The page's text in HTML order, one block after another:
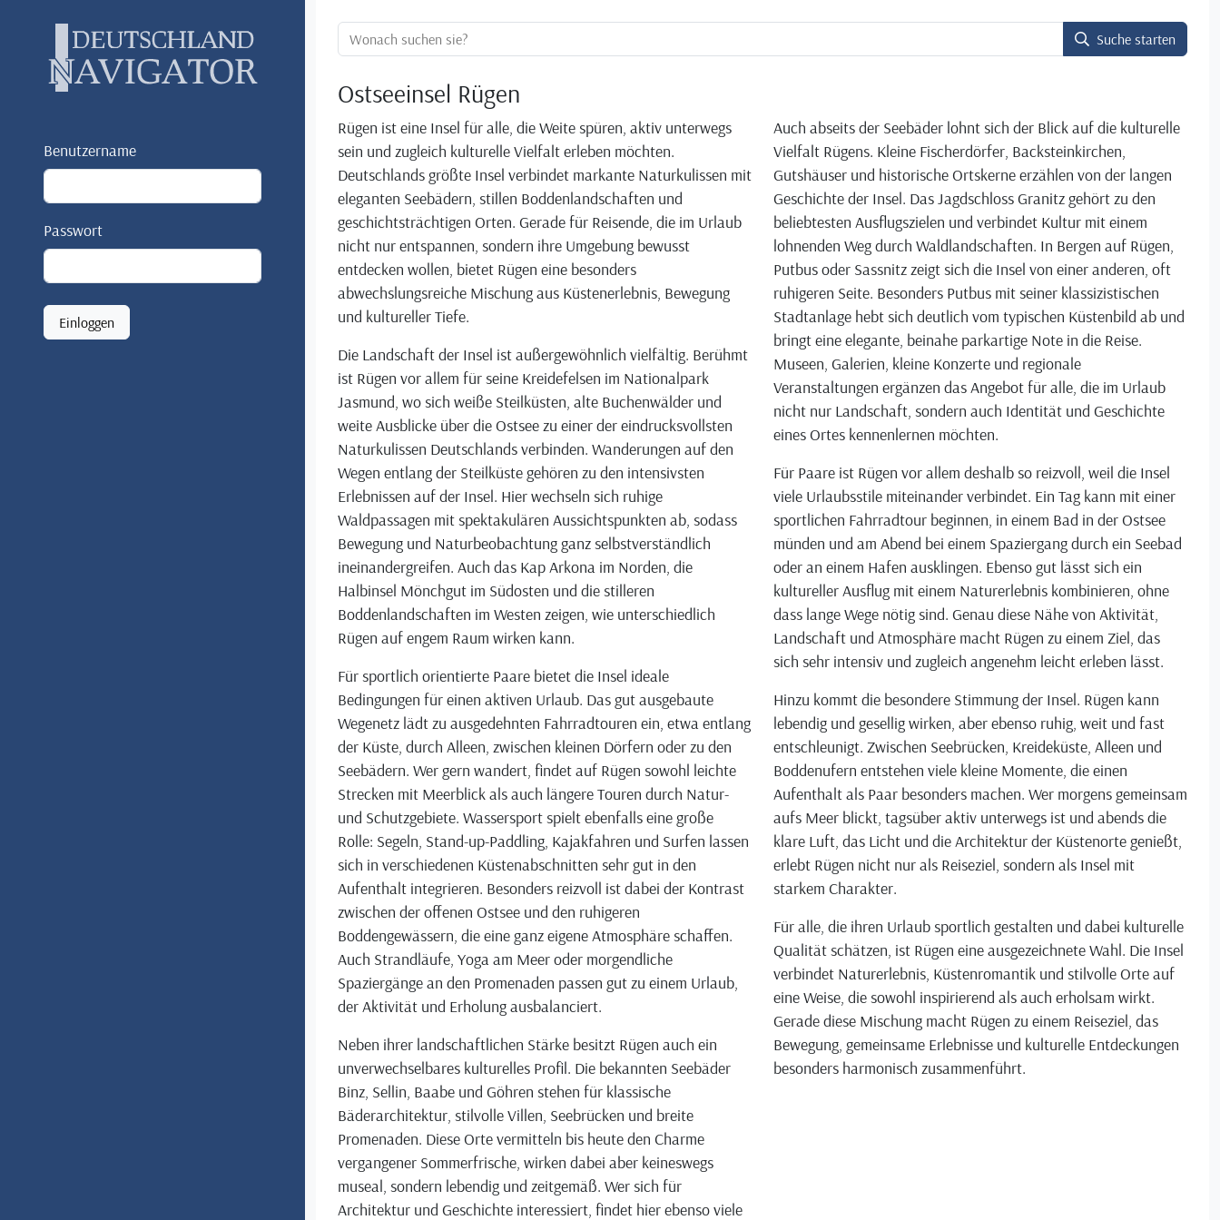
Benutzername
Passwort
Einloggen
Ortssuche: Suche starten
Ostseeinsel Rügen
Rügen ist eine Insel für alle, die Weite spüren, aktiv unterwegs
sein und zugleich kulturelle Vielfalt erleben möchten.
Deutschlands größte Insel verbindet markante Naturkulissen mit
eleganten Seebädern, stillen Boddenlandschaften und
geschichtsträchtigen Orten. Gerade für Reisende, die im Urlaub
nicht nur entspannen, sondern ihre Umgebung bewusst
entdecken wollen, bietet Rügen eine besonders
abwechslungsreiche Mischung aus Küstenerlebnis, Bewegung
und kultureller Tiefe.
Die Landschaft der Insel ist außergewöhnlich vielfältig. Berühmt
ist Rügen vor allem für seine Kreidefelsen im Nationalpark
Jasmund, wo sich weiße Steilküsten, alte Buchenwälder und
weite Ausblicke über die Ostsee zu einer der eindrucksvollsten
Naturkulissen Deutschlands verbinden. Wanderungen auf den
Wegen entlang der Steilküste gehören zu den intensivsten
Erlebnissen auf der Insel. Hier wechseln sich ruhige
Waldpassagen mit spektakulären Aussichtspunkten ab, sodass
Bewegung und Naturbeobachtung ganz selbstverständlich
ineinandergreifen. Auch das Kap Arkona im Norden, die
Halbinsel Mönchgut im Südosten und die stilleren
Boddenlandschaften im Westen zeigen, wie unterschiedlich
Rügen auf engem Raum wirken kann.
Für sportlich orientierte Paare bietet die Insel ideale
Bedingungen für einen aktiven Urlaub. Das gut ausgebaute
Wegenetz lädt zu ausgedehnten Fahrradtouren ein, etwa entlang
der Küste, durch Alleen, zwischen kleinen Dörfern oder zu den
Seebädern. Wer gern wandert, findet auf Rügen sowohl leichte
Strecken mit Meerblick als auch längere Touren durch Natur-
und Schutzgebiete. Wassersport spielt ebenfalls eine große
Rolle: Segeln, Stand-up-Paddling, Kajakfahren und Surfen lassen
sich in verschiedenen Küstenabschnitten sehr gut in den
Aufenthalt integrieren. Besonders reizvoll ist dabei der Kontrast
zwischen der offenen Ostsee und den ruhigeren
Boddengewässern, die eine ganz eigene Atmosphäre schaffen.
Auch Strandläufe, Yoga am Meer oder morgendliche
Spaziergänge an den Promenaden passen gut zu einem Urlaub,
der Aktivität und Erholung ausbalanciert.
Neben ihrer landschaftlichen Stärke besitzt Rügen auch ein
unverwechselbares kulturelles Profil. Die bekannten Seebäder
Binz, Sellin, Baabe und Göhren stehen für klassische
Bäderarchitektur, stilvolle Villen, Seebrücken und breite
Promenaden. Diese Orte vermitteln bis heute den Charme
vergangener Sommerfrische, wirken dabei aber keineswegs
museal, sondern lebendig und zeitgemäß. Wer sich für
Architektur und Geschichte interessiert, findet hier ebenso viele
Auch abseits der Seebäder lohnt sich der Blick auf die kulturelle
Vielfalt Rügens. Kleine Fischerdörfer, Backsteinkirchen,
Gutshäuser und historische Ortskerne erzählen von der langen
Geschichte der Insel. Das Jagdschloss Granitz gehört zu den
beliebtesten Ausflugszielen und verbindet Kultur mit einem
lohnenden Weg durch Waldlandschaften. In Bergen auf Rügen,
Putbus oder Sassnitz zeigt sich die Insel von einer anderen, oft
ruhigeren Seite. Besonders Putbus mit seiner klassizistischen
Stadtanlage hebt sich deutlich vom typischen Küstenbild ab und
bringt eine elegante, beinahe parkartige Note in die Reise.
Museen, Galerien, kleine Konzerte und regionale
Veranstaltungen ergänzen das Angebot für alle, die im Urlaub
nicht nur Landschaft, sondern auch Identität und Geschichte
eines Ortes kennenlernen möchten.
Für Paare ist Rügen vor allem deshalb so reizvoll, weil die Insel
viele Urlaubsstile miteinander verbindet. Ein Tag kann mit einer
sportlichen Fahrradtour beginnen, in einem Bad in der Ostsee
münden und am Abend bei einem Spaziergang durch ein Seebad
oder an einem Hafen ausklingen. Ebenso gut lässt sich ein
kultureller Ausflug mit einem Naturerlebnis kombinieren, ohne
dass lange Wege nötig sind. Genau diese Nähe von Aktivität,
Landschaft und Atmosphäre macht Rügen zu einem Ziel, das
sich sehr intensiv und zugleich angenehm leicht erleben lässt.
Hinzu kommt die besondere Stimmung der Insel. Rügen kann
lebendig und gesellig wirken, aber ebenso ruhig, weit und fast
entschleunigt. Zwischen Seebrücken, Kreideküste, Alleen und
Boddenufern entstehen viele kleine Momente, die einen
Aufenthalt als Paar besonders machen. Wer morgens gemeinsam
aufs Meer blickt, tagsüber aktiv unterwegs ist und abends die
klare Luft, das Licht und die Architektur der Küstenorte genießt,
erlebt Rügen nicht nur als Reiseziel, sondern als Insel mit
starkem Charakter.
Für alle, die ihren Urlaub sportlich gestalten und dabei kulturelle
Qualität schätzen, ist Rügen eine ausgezeichnete Wahl. Die Insel
verbindet Naturerlebnis, Küstenromantik und stilvolle Orte auf
eine Weise, die sowohl inspirierend als auch erholsam wirkt.
Gerade diese Mischung macht Rügen zu einem Reiseziel, das
Bewegung, gemeinsame Erlebnisse und kulturelle Entdeckungen
besonders harmonisch zusammenführt.